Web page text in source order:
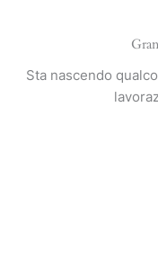
Sta nascendo